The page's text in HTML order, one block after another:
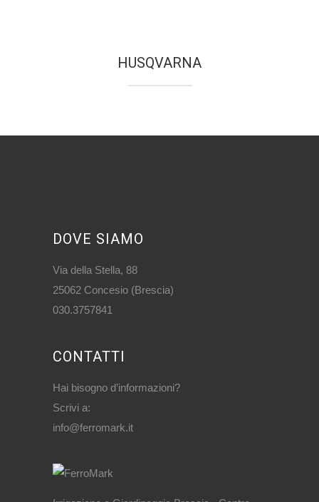
HUSQVARNA
DOVE SIAMO
Via della Stella, 88
25062 Concesio (Brescia)
030.3757841
CONTATTI
Hai bisogno d’informazioni?
Scrivi a:
info@ferromark.it